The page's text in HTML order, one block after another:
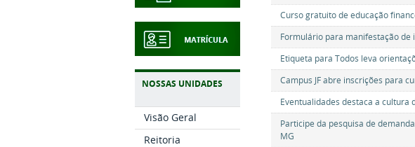
NOSSAS UNIDADES
Visão Geral
Reitoria
Curso gratuito de educação
Formulário para manifestação de
Etiqueta para Todos leva
Campus JF abre inscrições para
Eventualidades destaca a cultura
Participe da pesquisa de
MG